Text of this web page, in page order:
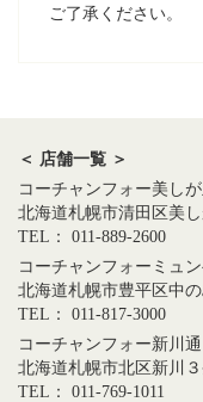
ご了承ください。
＜ 店舗一覧 ＞
コーチャンフォー美し
北海道札幌市清田区美
TEL： 011-889-2600
コーチャンフォーミュ
北海道札幌市豊平区中
TEL： 011-817-3000
コーチャンフォー新川
北海道札幌市北区新川
TEL： 011-769-1011